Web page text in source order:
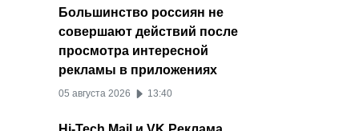
Большинство россиян не
совершают действий после
просмотра интересной
рекламы в приложениях
05 августа 2026 13:40